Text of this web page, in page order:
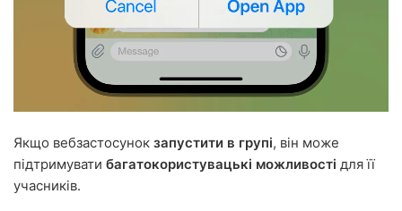
Якщо вебзастосунок запустити в групі, він може
підтримувати багатокористувацькі можливості для її
учасників.